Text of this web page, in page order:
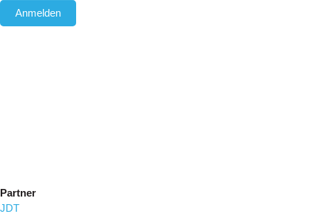
Anmelden
Partner
JDT